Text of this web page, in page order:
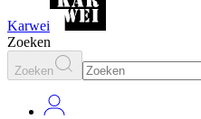
Karwei
Zoeken
Zoeken